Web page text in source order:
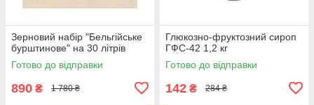
Зерновий набір "Бельгійське
бурштинове" на 30 літрів
Готово до відправки
890 ₴ 1 780 ₴
Глюкозно-фруктозний сироп
ГФС-42 1,2 кг
Готово до відправки
142 ₴ 284 ₴